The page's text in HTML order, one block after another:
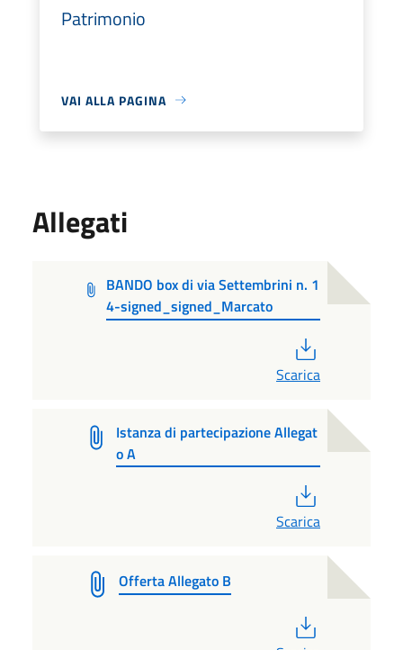
Patrimonio
VAI ALLA PAGINA
Allegati
BANDO box di via Settembrini n. 1
4-signed_signed_Marcato
Scarica
Istanza di partecipazione Allegat
o A
Scarica
Offerta Allegato B